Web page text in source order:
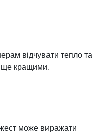
відчувати тепло та
ще кращими.
може виражати